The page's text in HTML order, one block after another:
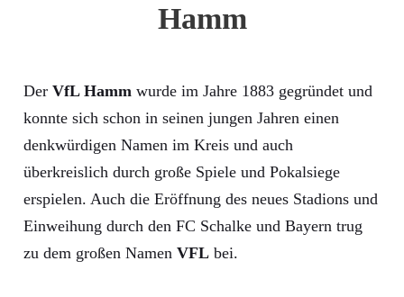
Hamm
Der VfL Hamm wurde im Jahre 1883 gegründet und
konnte sich schon in seinen jungen Jahren einen
denkwürdigen Namen im Kreis und auch
überkreislich durch große Spiele und Pokalsiege
erspielen. Auch die Eröffnung des neues Stadions und
Einweihung durch den FC Schalke und Bayern trug
zu dem großen Namen VFL bei.